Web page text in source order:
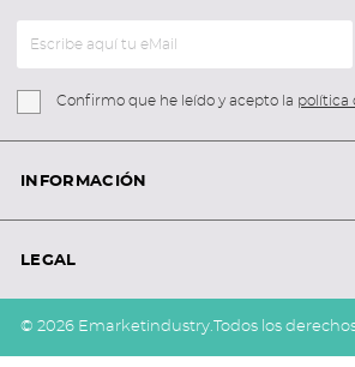
Confirmo que he leído y acepto la política
INFORMACIÓN
LEGAL
© 2026 Emarketindustry.Todos los